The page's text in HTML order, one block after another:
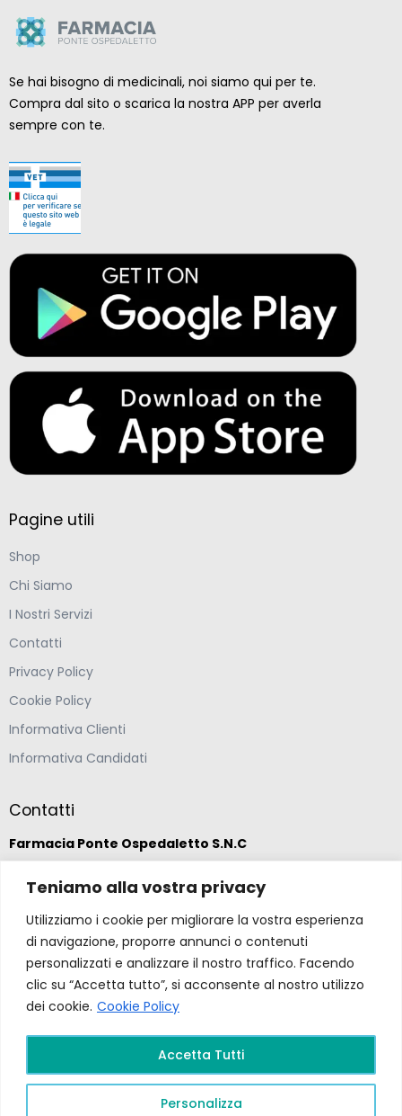
Teniamo alla vostra privacy
Utilizziamo i cookie per migliorare la vostra esperienza
di navigazione, proporre annunci o contenuti
personalizzati e analizzare il nostro traffico. Facendo
clic su “Accetta tutto”, si acconsente al nostro utilizzo
dei cookie. Cookie Policy
Personalizza
Accetta Tutti
Se hai bisogno di medicinali, noi siamo qui per te.
Compra dal sito o scarica la nostra APP per averla
sempre con te.
Pagine utili
Shop
Chi Siamo
I Nostri Servizi
Contatti
Privacy Policy
Cookie Policy
Informativa Clienti
Informativa Candidati
Contatti
Farmacia Ponte Ospedaletto S.N.C
Via della Solidarietà 2,
47020 Longiano, Forlì-Cesena
(39) 0547 57265
farmacia@ponteospedaletto.it
Farmacia Ponte Ospedaletto 2026. Tutti diritti
riservati a Farmacia Ponte Ospedaletto. Sito creato
Gruppo Ingegneria.Privacy Policy –